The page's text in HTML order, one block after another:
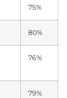
75%
80%
76%
79%